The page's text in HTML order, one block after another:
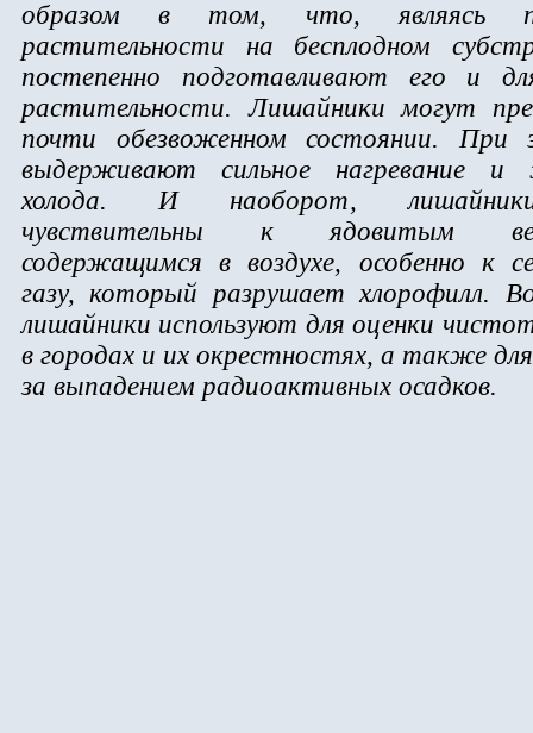
образом в том, что, являясь
растительности на бесплодном
постепенно подготавливают его и
растительности. Лишайники могут
почти обезвоженном состоянии. При
выдерживают сильное нагревание и
холода. И наоборот,
чувствительны к ядовитым
содержащимся в воздухе, особенно к
газу, который разрушает хлорофилл.
лишайники используют для оценки
в городах и их окрестностях, а также
за выпадением радиоактивных осадков.